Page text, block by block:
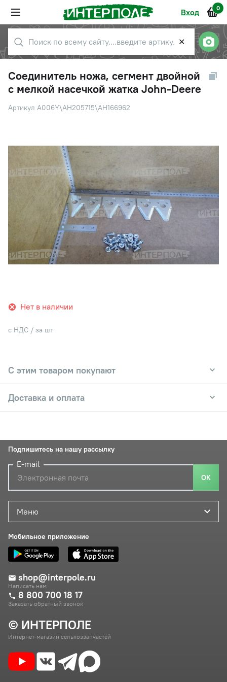
Вход 0
✕
Соединитель ножа, сегмент двойной
с мелкой насечкой жатка John-Deere
Артикул A006Y\AH205715\AH166962
Нет в наличии
с НДС / за шт
С этим товаром покупают
Доставка и оплата
© ИНТЕРПОЛЕ
Интернет-магазин сельхоззапчастей
Меню
Мобильное приложение
shop@interpole.ru
Написать нам
8 800 700 18 17
Заказать обратный звонок
Подпишитесь на нашу рассылку
E-mail
ОК